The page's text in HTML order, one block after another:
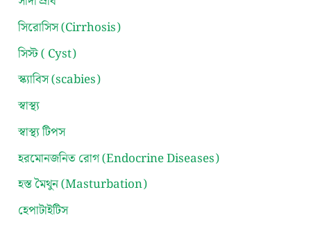
সিরোসিস (Cirrhosis)
সিস্ট ( Cyst)
স্ক্যাবিস (scabies)
স্বাস্থ্য
স্বাস্থ্য টিপস
হরমোনজনিত রোগ (Endocrine Diseases)
হস্ত মৈথুন (Masturbation)
হেপাটাইটিস